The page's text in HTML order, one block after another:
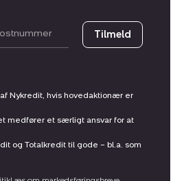
Tilmeld
Nykredit, hvis hovedaktionær er
medfører et særligt ansvar for at
og Totalkredit til gode – bl.a. som